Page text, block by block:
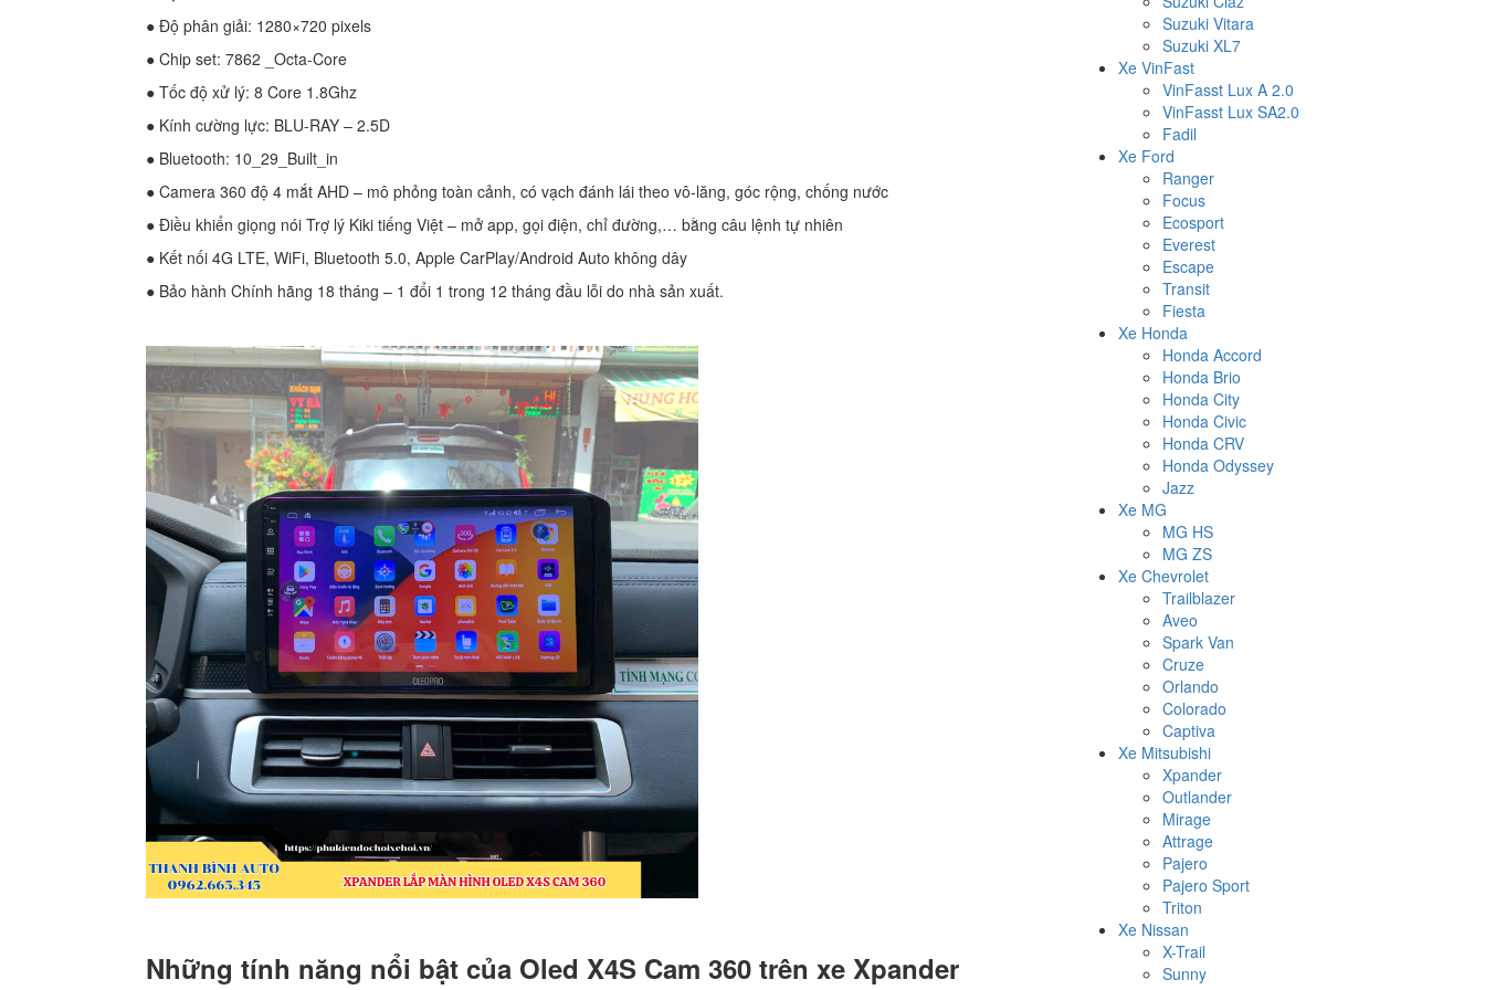
● Độ phân giải: 1280×720 pixels
● Chip set: 7862 _Octa-Core
● Tốc độ xử lý: 8 Core 1.8Ghz
● Kính cường lực: BLU-RAY – 2.5D
● Bluetooth: 10_29_Built_in
● Camera 360 độ 4 mắt AHD – mô phỏng toàn cảnh, có vạch đánh lái theo vô-lăng, góc rộng, chống nước
● Điều khiển giọng nói Trợ lý Kiki tiếng Việt – mở app, gọi điện, chỉ đường,… bằng câu lệnh tự nhiên
● Kết nối 4G LTE, WiFi, Bluetooth 5.0, Apple CarPlay/Android Auto không dây
● Bảo hành Chính hãng 18 tháng – 1 đổi 1 trong 12 tháng đầu lỗi do nhà sản xuất.
Những tính năng nổi bật của Oled X4S Cam 360 trên xe Xpander
Suzuki Vitara
Suzuki XL7
Xe VinFast
VinFasst Lux A 2.0
VinFasst Lux SA2.0
Fadil
Xe Ford
Ranger
Focus
Ecosport
Everest
Escape
Transit
Fiesta
Xe Honda
Honda Accord
Honda Brio
Honda City
Honda Civic
Honda CRV
Honda Odyssey
Jazz
Xe MG
MG HS
MG ZS
Xe Chevrolet
Trailblazer
Aveo
Spark Van
Cruze
Orlando
Colorado
Captiva
Xe Mitsubishi
Xpander
Outlander
Mirage
Attrage
Pajero
Pajero Sport
Triton
Xe Nissan
X-Trail
Sunny